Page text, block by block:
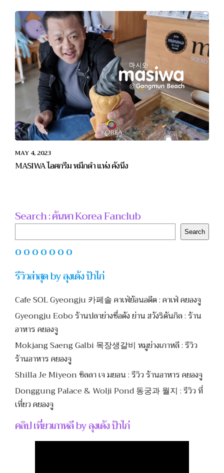
MAY 4, 2023
MASIWA ไอศกรีม หมึกดำ แห่ง คังนึง
Search : ค้นหา Korea Fanclub
Search
O O O O O O O
รีวิวล่าสุด by ลุงเด้ง ป้าไก่
Cafe SOL Gyeongju 카페솔 คาเฟ่ย้อนอดีต : คาเฟ่ คยองจู
Gyeongju Eobo ร้านปลาย่างชื่อดัง ย่าน ฮวังริดันกิล : ร้าน
อาหาร คยองจู
Mokjang Saeng Galbi 목장생갈비 หมูย่างเกาหลี : รีวิว
ร้านอาหาร คยองจู
Shilla Je Miyeon ชิลลา เจ มยอน : รีวิว ร้านอาหาร คยองจู
Donggung Palace & Wolji Pond 동궁과 월지 : รีวิว ที่
เที่ยว คยองจู
คลิป เที่ยวเกาหลี by ลุงเด้ง ป้าไก่